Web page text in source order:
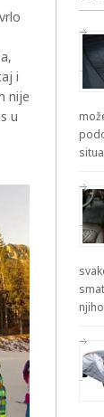
i
nije
u